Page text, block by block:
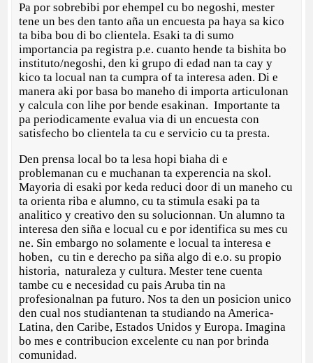
Pa por sobrebibi por ehempel cu bo negoshi, mester
tene un bes den tanto aña un encuesta pa haya sa kico
ta biba bou di bo clientela. Esaki ta di sumo
importancia pa registra p.e. cuanto hende ta bishita bo
instituto/negoshi, den ki grupo di edad nan ta cay y
kico ta locual nan ta cumpra of ta interesa aden. Di e
manera aki por basa bo maneho di importa articulonan
y calcula con lihe por bende esakinan. Importante ta
pa periodicamente evalua via di un encuesta con
satisfecho bo clientela ta cu e servicio cu ta presta.
Den prensa local bo ta lesa hopi biaha di e
problemanan cu e muchanan ta experencia na skol.
Mayoria di esaki por keda reduci door di un maneho cu
ta orienta riba e alumno, cu ta stimula esaki pa ta
analitico y creativo den su solucionnan. Un alumno ta
interesa den siña e locual cu e por identifica su mes cu
ne. Sin embargo no solamente e locual ta interesa e
hoben, cu tin e derecho pa siña algo di e.o. su propio
historia, naturaleza y cultura. Mester tene cuenta
tambe cu e necesidad cu pais Aruba tin na
profesionalnan pa futuro. Nos ta den un posicion unico
den cual nos studiantenan ta studiando na America-
Latina, den Caribe, Estados Unidos y Europa. Imagina
bo mes e contribucion excelente cu nan por brinda
comunidad.